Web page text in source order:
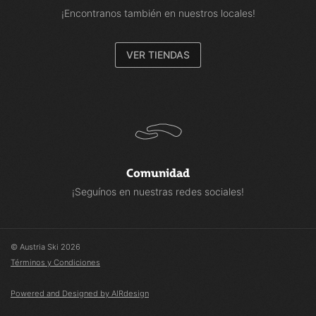
¡Encontranos también en nuestros locales!
VER TIENDAS
Comunidad
¡Seguínos en nuestras redes sociales!
© Austria Ski 2026
Términos y Condiciones
Powered and Designed by AIRdesign